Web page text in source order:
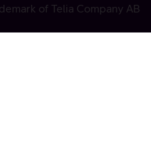
of Telia Company AB